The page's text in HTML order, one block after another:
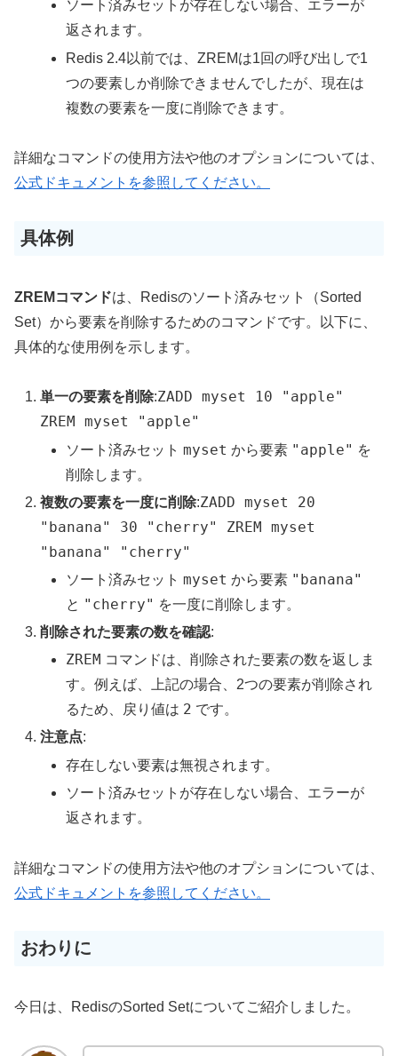
ソート済みセットが存在しない場合、エラーが
返されます。
Redis 2.4以前では、ZREMは1回の呼び出しで1
つの要素しか削除できませんでしたが、現在は
複数の要素を一度に削除できます。
詳細なコマンドの使用方法や他のオプションについては、
公式ドキュメント を参照してください。
具体例
ZREMコマンドは、Redisのソート済みセット（Sorted
Set）から要素を削除するためのコマンドです。以下に、
具体的な使用例を示します。
単一の要素を削除:ZADD myset 10 "apple"
ZREM myset "apple"
ソート済みセットmyset から要素 "apple" を
削除します。
複数の要素を一度に削除:ZADD myset 20
"banana" 30 "cherry" ZREM myset
"banana" "cherry"
ソート済みセットmyset から要素 "banana"
と "cherry" を一度に削除します。
削除された要素の数を確認:
ZREM コマンドは、削除された要素の数を返しま
す。例えば、上記の場合、2つの要素が削除され
るため、戻り値は 2 です。
注意点:
存在しない要素は無視されます。
ソート済みセットが存在しない場合、エラーが
返されます。
詳細なコマンドの使用方法や他のオプションについては、
公式ドキュメント を参照してください。
おわりに
今日は、RedisのSorted Setについてご紹介しました。